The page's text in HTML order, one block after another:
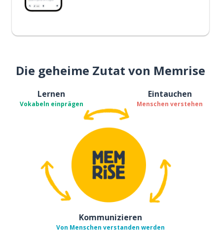
Die geheime Zutat von Memrise
Lernen
Vokabeln einprägen
Eintauchen
Menschen verstehen
Kommunizieren
Von Menschen verstanden werden